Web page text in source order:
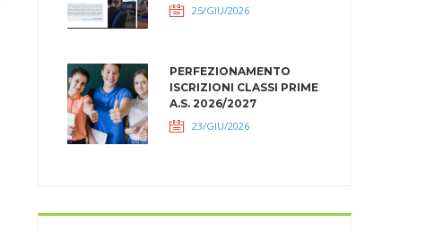
25/GIU/2026
PERFEZIONAMENTO
ISCRIZIONI CLASSI PRIME
A.S. 2026/2027
23/GIU/2026